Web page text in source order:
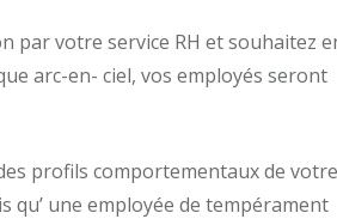
par votre service RH et souhaitez
arc-en- ciel, vos employés seront
profils comportementaux de votre
qu’ une employée de tempérament